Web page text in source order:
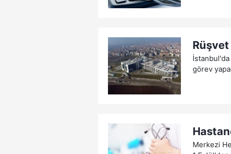
İstanbul'da
görev
Merkezi